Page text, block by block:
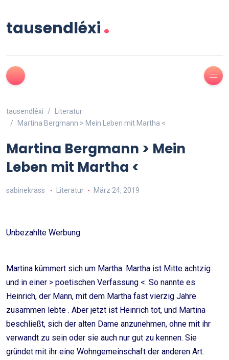
tausendléxi.
tausendléxi
Literatur
Martina Bergmann > Mein Leben mit Martha <
Martina Bergmann > Mein
Leben mit Martha <
sabinekrass Literatur März 24, 2019
Unbezahlte Werbung
Martina kümmert sich um Martha. Martha ist Mitte achtzig
und in einer > poetischen Verfassung <. So nannte es
Heinrich, der Mann, mit dem Martha fast vierzig Jahre
zusammen lebte . Aber jetzt ist Heinrich tot, und Martina
beschließt, sich der alten Dame anzunehmen, ohne mit ihr
verwandt zu sein oder sie auch nur gut zu kennen. Sie
gründet mit ihr eine Wohngemeinschaft der anderen Art.